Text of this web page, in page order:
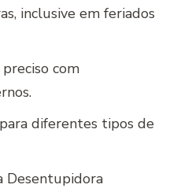
inclusive em feriados
com
diferentes tipos de
Desentupidora